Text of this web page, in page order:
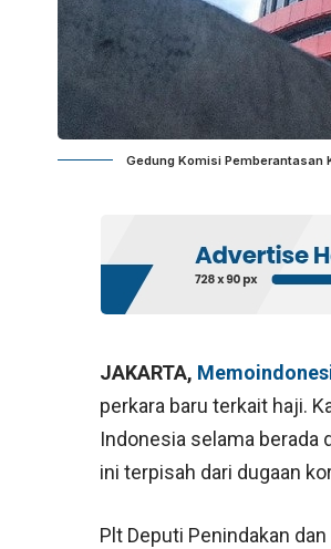
Gedung Komisi Pemberantasan
JAKARTA,
perkara baru terkait haji.
Indonesia selama berada
ini terpisah dari dugaan
Plt Deputi Penindakan